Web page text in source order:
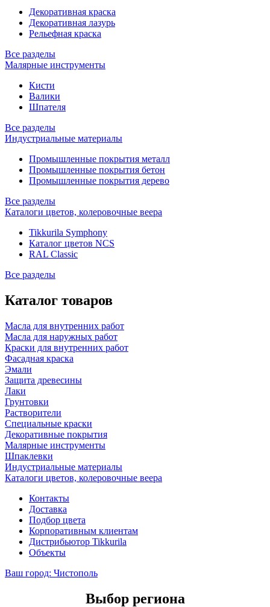
Декоративная краска
Декоративная лазурь
Рельефная краска
Все разделы
Малярные инструменты
Кисти
Валики
Шпателя
Все разделы
Индустриальные материалы
Промышленные покрытия металл
Промышленные покрытия бетон
Промышленные покрытия дерево
Все разделы
Каталоги цветов, колеровочные веера
Tikkurila Symphony
Каталог цветов NCS
RAL Classic
Все разделы
Каталог товаров
Масла для внутренних работ
Масла для наружных работ
Краски для внутренних работ
Фасадная краска
Эмали
Защита древесины
Лаки
Грунтовки
Растворители
Специальные краски
Декоративные покрытия
Малярные инструменты
Шпаклевки
Индустриальные материалы
Каталоги цветов, колеровочные веера
Контакты
Доставка
Подбор цвета
Корпоративным клиентам
Дистрибьютор Tikkurila
Объекты
Ваш город: Чистополь
Выбор региона